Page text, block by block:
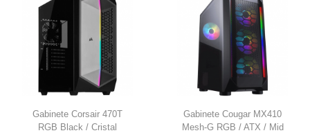
Gabinete Corsair 470T
RGB Black / Cristal
Gabinete Cougar MX410
Mesh-G RGB / ATX / Mid